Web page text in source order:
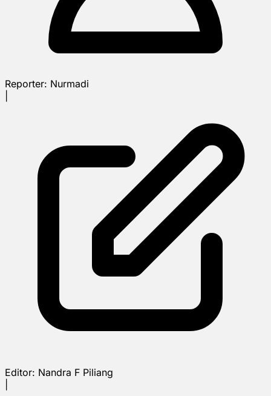
Reporter: Nurmadi
Editor: Nandra F Piliang